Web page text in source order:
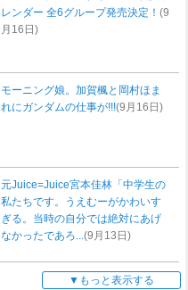
レンダー 全6グループ発売決定！ (9
月16日)
モーニング娘。加賀楓と岡村ほま
れにガンダムの仕事が!!!(9月16日)
元Juice=Juice宮本佳林「中学生の
私たちです。うえむーがかわいす
ぎる。当時の自分では絶対にあげ
なかったであろ...(9月13日)
もっと表示する